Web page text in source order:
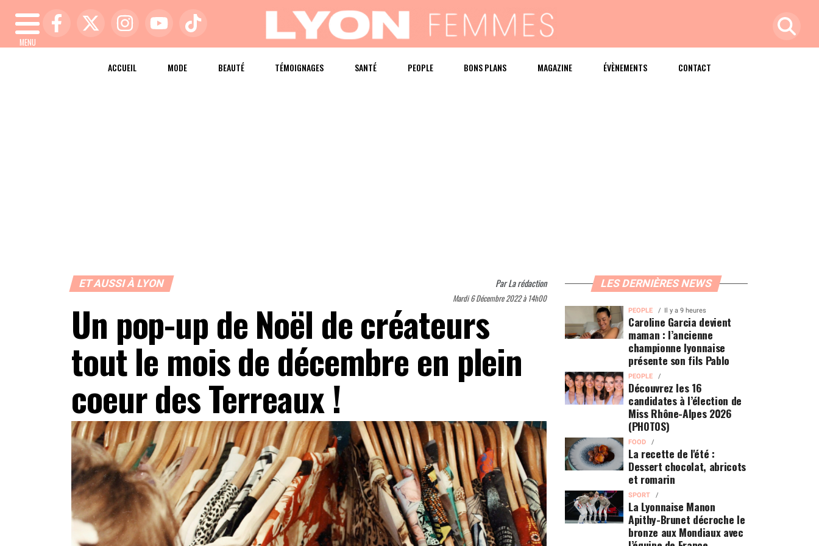
MENU
ACCUEIL MODE BEAUTÉ TÉMOIGNAGES SANTÉ PEOPLE BONS PLANS MAGAZINE ÉVÈNEMENTS CONTACT
ET AUSSI À LYON ParLa rédaction
Mardi 6 Décembre 2022 à 14h00
Un pop-up de Noël de créateurs
tout le mois de décembre en plein
coeur des Terreaux !
LES DERNIÈRES NEWS
PEOPLE Il y a 9 heures
Caroline Garcia devient
maman : l’ancienne
championne lyonnaise
présente son fils Pablo
PEOPLE
Découvrez les 16
candidates à l’élection de
Miss Rhône-Alpes 2026
(PHOTOS)
FOOD
La recette de l'été :
Dessert chocolat, abricots
et romarin
SPORT
La Lyonnaise Manon
Apithy-Brunet décroche le
bronze aux Mondiaux avec